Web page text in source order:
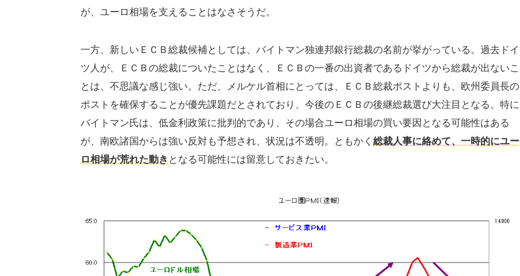
が、ユーロ相場を支えることはなさそうだ。
一方、新しいＥＣＢ総裁候補としては、バイトマン独連邦銀行総裁の名前が挙がっている。過去ドイ
ツ人が、ＥＣＢの総裁についたことはなく、ＥＣＢの一番の出資者であるドイツから総裁が出ないこ
とは、不思議な感じ強い。ただ、メルケル首相にとっては、ＥＣＢ総裁ポストよりも、欧州委員長の
ポストを確保することが優先課題だとされており、今後のＥＣＢの後継総裁選び大注目となる。特に
バイトマン氏は、低金利政策に批判的であり、その場合ユーロ相場の買い要因となる可能性はある
が、南欧諸国からは強い反対も予想され、状況は不透明。ともかく 総裁人事に絡めて、一時的にユー
ロ相場が荒れた動き となる可能性には留意しておきたい。